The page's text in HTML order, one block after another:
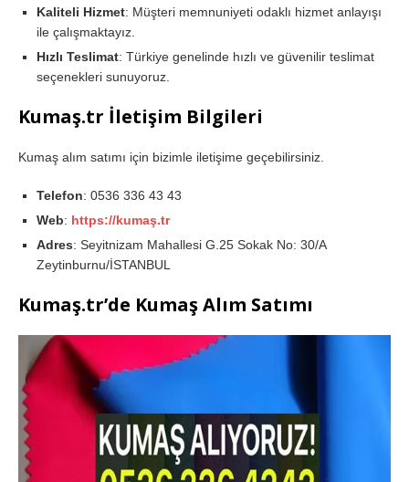
Kaliteli Hizmet: Müşteri memnuniyeti odaklı hizmet anlayışı
ile çalışmaktayız.
Hızlı Teslimat: Türkiye genelinde hızlı ve güvenilir teslimat
seçenekleri sunuyoruz.
Kumaş.tr İletişim Bilgileri
Kumaş alım satımı için bizimle iletişime geçebilirsiniz.
Telefon: 0536 336 43 43
Web: https://kumaş.tr
Adres: Seyitnizam Mahallesi G.25 Sokak No: 30/A
Zeytinburnu/İSTANBUL
Kumaş.tr’de Kumaş Alım Satımı